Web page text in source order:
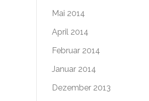
Mai 2014
April 2014
Februar 2014
Januar 2014
Dezember 2013